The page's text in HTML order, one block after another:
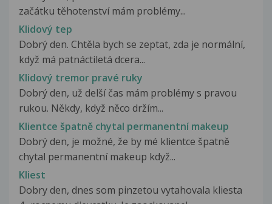
začátku těhotenství mám problémy...
Klidový tep
Dobrý den. Chtěla bych se zeptat, zda je normální,
když má patnáctiletá dcera...
Klidový tremor pravé ruky
Dobrý den, už delší čas mám problémy s pravou
rukou. Někdy, když něco držím...
Klientce špatně chytal permanentní makeup
Dobrý den, je možné, že by mé klientce špatně
chytal permanentní makeup když...
Kliest
Dobry den, dnes som pinzetou vytahovala kliesta